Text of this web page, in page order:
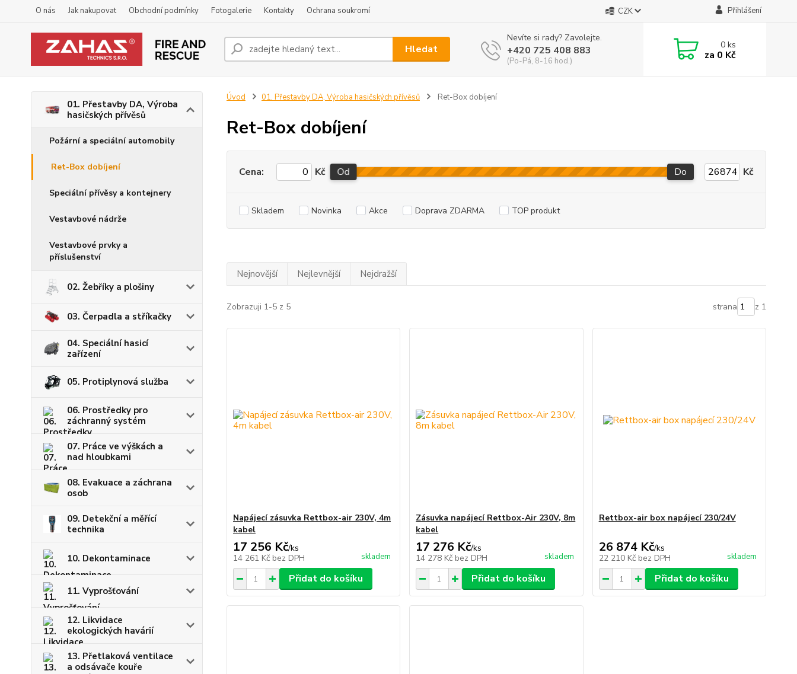
O nás Jak nakupovat Obchodní podmínky Fotogalerie Kontakty Ochrana soukromí CZK Přihlášení
Hledat
Nevíte si rady? Zavolejte.
+420 725 408 883
(Po-Pá, 8-16 hod.)
0ks
za 0 Kč
01. Přestavby DA, Výroba
hasičských přívěsů
Požární a speciální automobily
Ret-Box dobíjení
Speciální přívěsy a kontejnery
Vestavbové nádrže
Vestavbové prvky a
příslušenství
02. Žebříky a plošiny
03. Čerpadla a stříkačky
04. Speciální hasicí
zařízení
05. Protiplynová služba
06. Prostředky pro
záchranný systém
07. Práce ve výškách a
nad hloubkami
08. Evakuace a záchrana
osob
09. Detekční a měřící
technika
10. Dekontaminace
11. Vyprošťování
12. Likvidace
ekologických havárií
13. Přetlaková ventilace
a odsávače kouře
Úvod 01. Přestavby DA, Výroba hasičských přívěsů Ret-Box dobíjení
Ret-Box dobíjení
Cena: Kč Od Do Kč
Skladem Novinka Akce Doprava ZDARMA TOP produkt
Nejnovější Nejlevnější Nejdražší
Zobrazuji 1-5 z 5 strana z 1
Napájecí zásuvka Rettbox-air 230V, 4m
kabel
17 256 Kč/ks
14 261 Kč bez DPH skladem
Přidat do košíku
Zásuvka napájecí Rettbox-Air 230V, 8m
kabel
17 276 Kč/ks
14 278 Kč bez DPH skladem
Přidat do košíku
Rettbox-air box napájecí 230/24V
26 874 Kč/ks
22 210 Kč bez DPH skladem
Přidat do košíku